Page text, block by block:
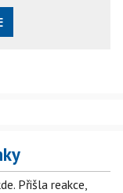
Přišla reakce,